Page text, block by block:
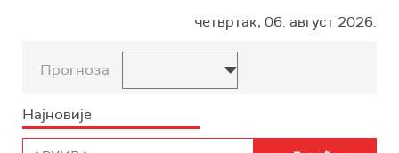
четвртак, 06. август 2026.
Прогноза
Најновије